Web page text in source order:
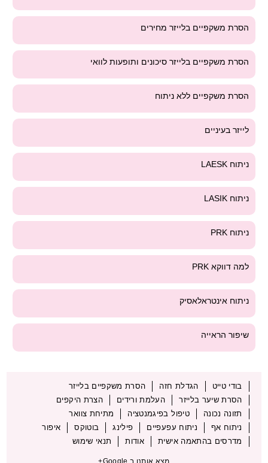
הסרת משקפיים בלייזר מחירים
הסרת משקפיים בלייזר סיכונים ותופעות לוואי
הסרת משקפיים ללא ניתוח
לייזר בעיניים
ניתוח LAESK
ניתוח LASIK
ניתוח PRK
למה דווקא PRK
ניתוח אינטראלאסיק
שיפור הראייה
בודי טייט הגדלת חזה
הסרת משקפיים בלייזר
הסרת שיער בלייזר
העלמת ורידים
הצרת היקפים
תזונה נכונה
טיפול בפיגמנטציה
מתיחת צוואר
ניתוח אף
ניתוח עפעפיים פילינג בוטוקס
איפור
מדרסים בהתאמה אישית
אודות תנאי שימוש
מצא אותנו ב Google+